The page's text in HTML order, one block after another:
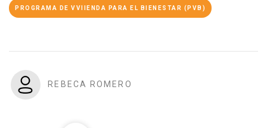
PROGRAMA DE VVIIENDA PARA EL BIENESTAR (PVB)
REBECA ROMERO